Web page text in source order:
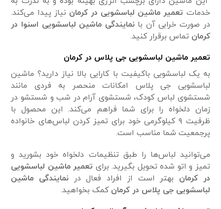
خدمات تعمیر ماشین لباسشویی در کرمان نیاز پیدا می‌کند.
در صورت خرابی آن بانمایندگی ماشین لباسشویی اسنوا در
کرمان تماس برقرار کنید.
تعمیر ماشین لباسشویی جی پلاس در کرمان
به یک لباسشویی باکیفیت با کارایی بالا نیاز دارید؟ ماشین
لباسشویی جی پلاس امکانات منحصر به فردی مانند
شستشوی لباس کودک، شستشوی آرام در شب و شستشو در
زمان دلخواه را برای شما فراهم می‌کند. این محصول با
ظرفیت ۹ کیلوگرمی خود برای تمیز کردن لباس‌های خانواده
پرجمعیت شما مناسب است.
می‌توانید لباس‌ها را طبق تنظیمات دلخواه خود بشورید و
تمیز و اتو شده تحویل بگیرید. برای تعمیر ماشین لباسشویی
در کرمان بهتر است از افراد فعال در نمایندگی ماشین
لباسشویی جی پلاس در کرمان کمک بخواهید.